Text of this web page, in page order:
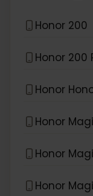
Honor 200
Honor 200
Honor
Honor
Honor
Honor